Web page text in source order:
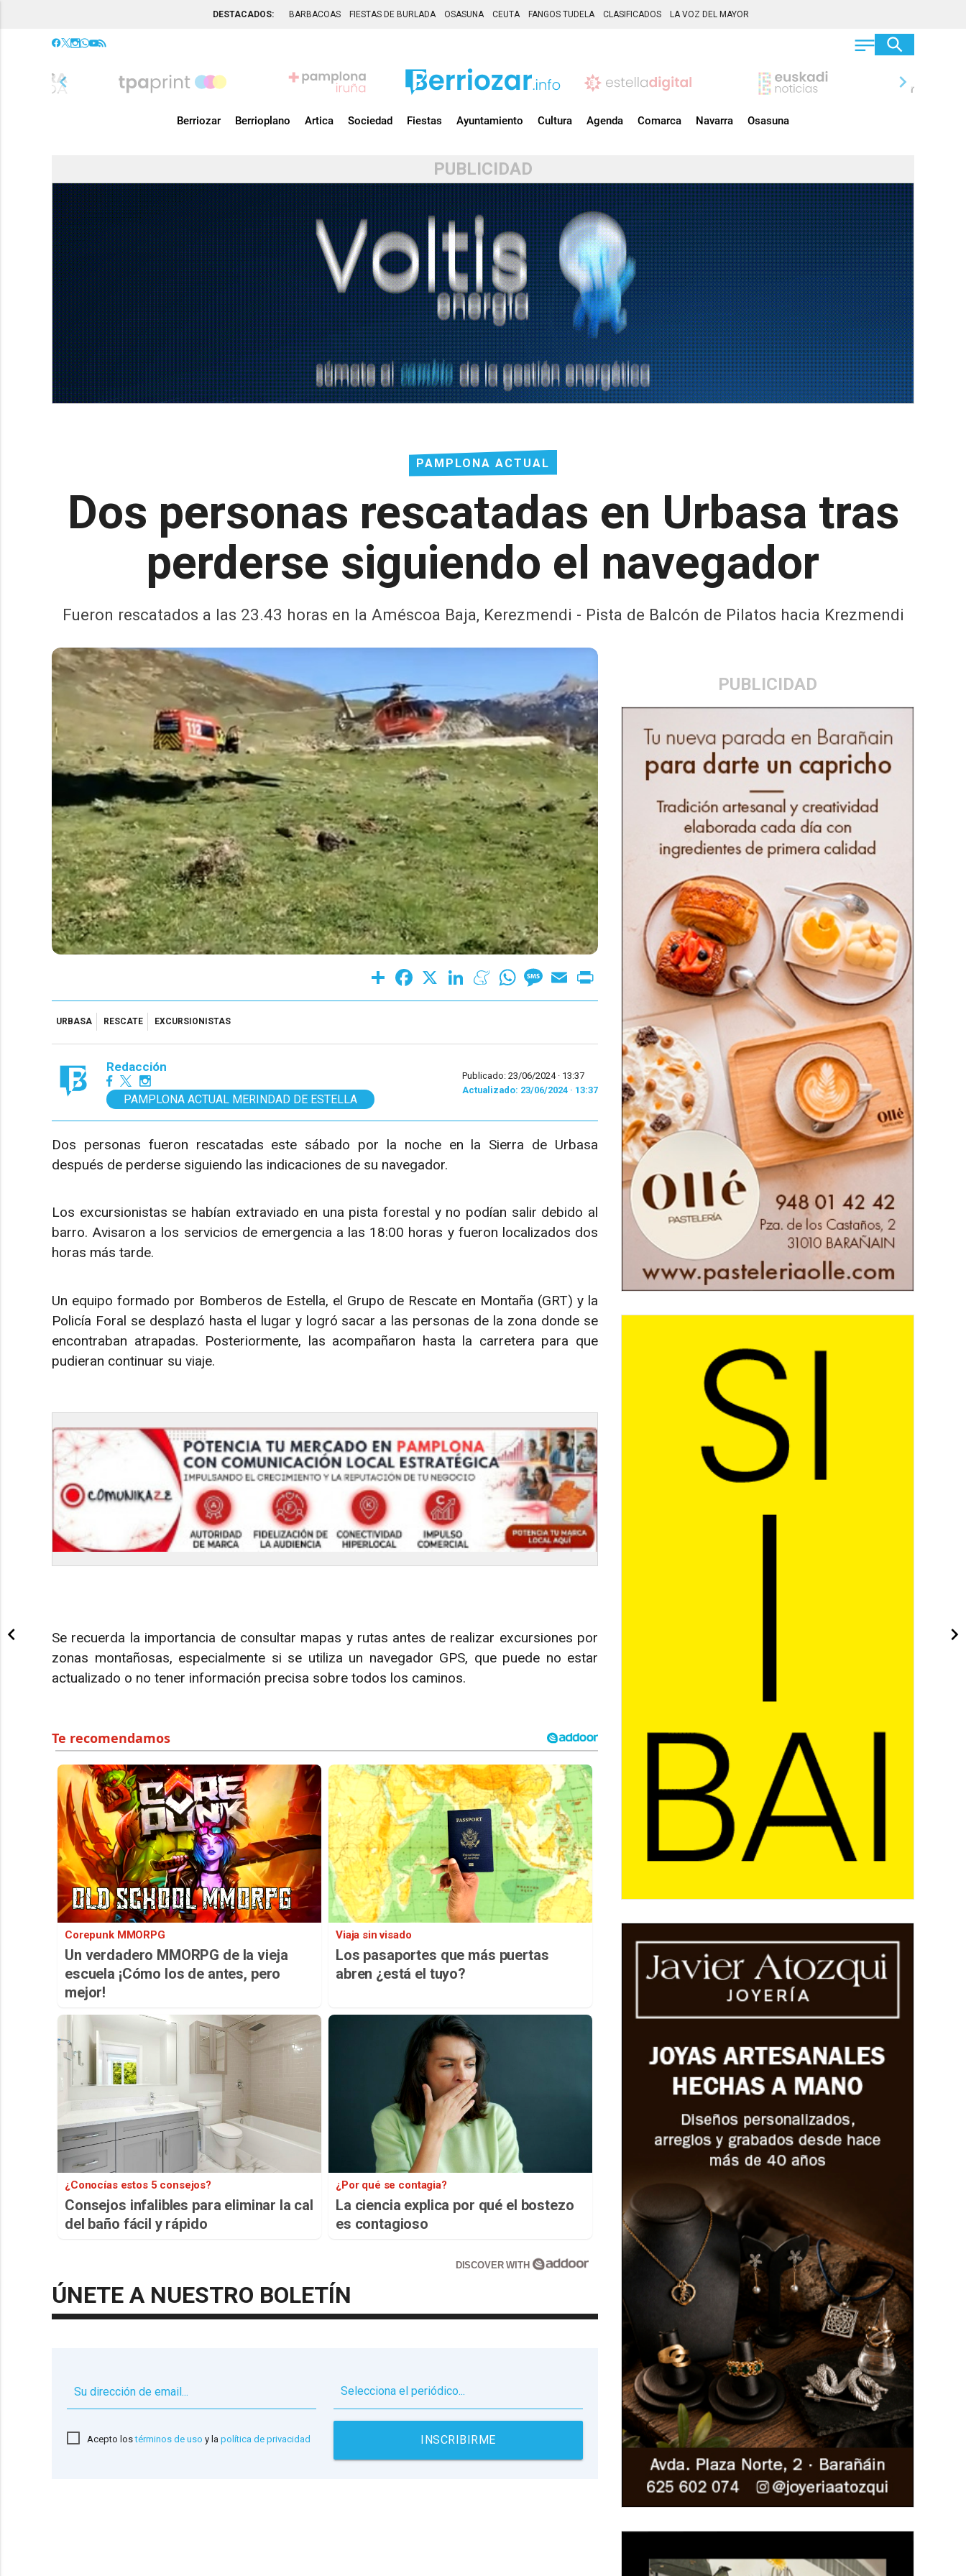
DESTACADOS: BARBACOAS FIESTAS DE BURLADA OSASUNA CEUTA FANGOS TUDELA CLASIFICADOS LA VOZ DEL MAYOR
chevron_left chevron_right
Berriozar Berrioplano Artica Sociedad Fiestas Ayuntamiento Cultura Agenda Comarca Navarra Osasuna
PUBLICIDAD
PAMPLONA ACTUAL
Dos personas rescatadas en Urbasa tras
perderse siguiendo el navegador
Fueron rescatados a las 23.43 horas en la Améscoa Baja, Kerezmendi - Pista de Balcón de Pilatos hacia Krezmendi
PUBLICIDAD
Share Facebook LinkedInMeneameWhatsAppMessage
Email
URBASA RESCATE EXCURSIONISTAS
Redacción
PAMPLONA ACTUAL MERINDAD DE ESTELLA
Publicado: 23/06/2024 · 13:37
Actualizado: 23/06/2024 · 13:37
Dos personas fueron rescatadas este sábado por la noche en la Sierra de Urbasa
después de perderse siguiendo las indicaciones de su navegador.
Los excursionistas se habían extraviado en una pista forestal y no podían salir debido al
barro. Avisaron a los servicios de emergencia a las 18:00 horas y fueron localizados dos
horas más tarde.
Un equipo formado por Bomberos de Estella, el Grupo de Rescate en Montaña (GRT) y la
Policía Foral se desplazó hasta el lugar y logró sacar a las personas de la zona donde se
encontraban atrapadas. Posteriormente, las acompañaron hasta la carretera para que
pudieran continuar su viaje.
Se recuerda la importancia de consultar mapas y rutas antes de realizar excursiones por
zonas montañosas, especialmente si se utiliza un navegador GPS, que puede no estar
actualizado o no tener información precisa sobre todos los caminos.
Corepunk MMORPG
Un verdadero MMORPG de la vieja
escuela ¡Cómo los de antes, pero
mejor!
Viaja sin visado
Los pasaportes que más puertas
abren ¿está el tuyo?
¿Conocías estos 5 consejos?
Consejos infalibles para eliminar la cal
del baño fácil y rápido
¿Por qué se contagia?
La ciencia explica por qué el bostezo
es contagioso
DISCOVER WITH
ÚNETE A NUESTRO BOLETÍN
Acepto lostérminos de uso y la política de privacidad INSCRIBIRME